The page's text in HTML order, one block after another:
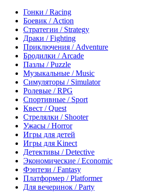
Гонки / Racing
Боевик / Action
Стратегии / Strategy
Драки / Fighting
Приключения / Adventure
Бродилки / Arcade
Пазлы / Puzzle
Музыкальные / Music
Симуляторы / Simulator
Ролевые / RPG
Спортивные / Sport
Квест / Quest
Стрелялки / Shooter
Ужасы / Horror
Игры для детей
Игры для Kinect
Детективы / Detective
Экономические / Economic
Фэнтези / Fantasy
Платформер / Platformer
Для вечеринок / Party